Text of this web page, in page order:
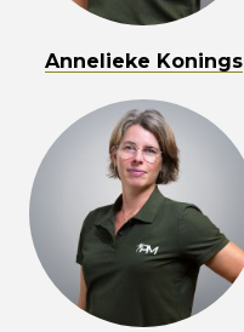
Annelieke Konings